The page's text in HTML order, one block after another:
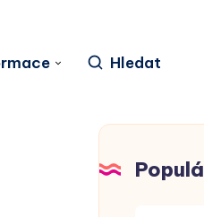
Hledat